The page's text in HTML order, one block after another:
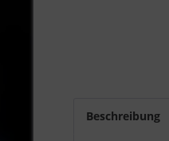
Beschreibung